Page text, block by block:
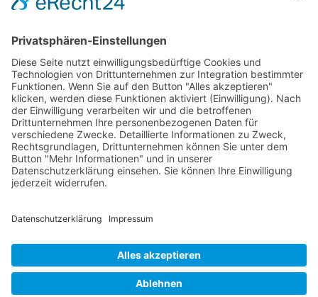
Newsletter
Sie möchten unseren Newsletter erhalten?
Schreiben Sie einfach eine Mail an:
newsletter@bewegter-wind.de
Cookie-Einstellungen
Datenschutz Impressum
Intern